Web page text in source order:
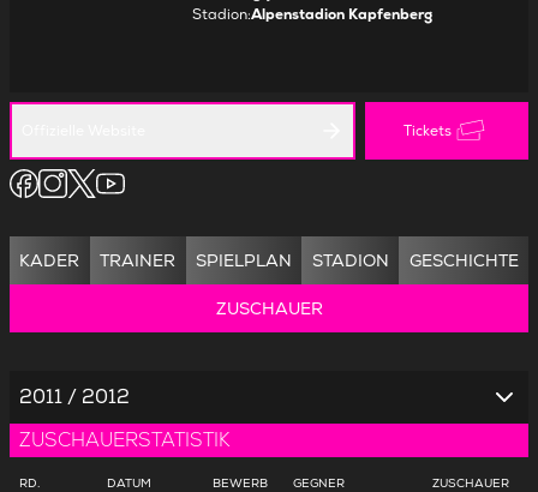
Stadion:Alpenstadion Kapfenberg
Tickets
KADER TRAINER SPIELPLAN STADION GESCHICHTE
ZUSCHAUER
2011 / 2012
ZUSCHAUERSTATISTIK
RD. DATUM BEWERB GEGNER ZUSCHAUER